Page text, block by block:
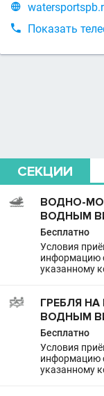


Показать
СЕКЦИИ
ВОДНО-
ВОДНЫМ
Бесплатно
Условия
информацию
указанному
ГРЕБЛЯ
ВОДНЫМ
Бесплатно
Условия
информацию
указанному